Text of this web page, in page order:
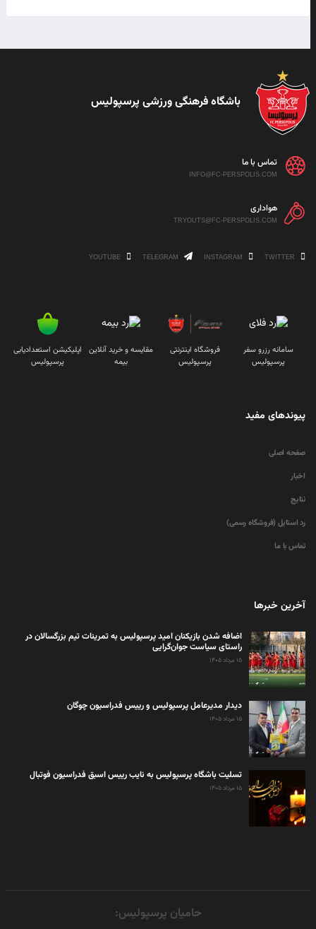
باشگاه فرهنگی ورزشی پرسپولیس
تماس با ما
INFO@FC-PERSPOLIS.COM
هواداری
TRYOUTS@FC-PERSPOLIS.COM
سامانه رزرو سفر
پرسپولیس
فروشگاه اینترنتی
پرسپولیس
مقایسه و خرید آنلاین
بیمه
اپلیکیشن استعدادیابی
پرسپولیس
پیوندهای مفید
صفحه اصلی
اخبار
نتایج
رد استایل (فروشگاه رسمی)
تماس با ما
آخرین خبرها
اضافه شدن بازیکنان امید پرسپولیس به تمرینات تیم بزرگسالان در
راستای سیاست جوان‌گرایی
۱۵ مرداد ۱۴۰۵
دیدار مدیرعامل پرسپولیس و رییس فدراسیون چوگان
۱۵ مرداد ۱۴۰۵
تسلیت باشگاه پرسپولیس به نایب رییس اسبق فدراسیون فوتبال
۱۵ مرداد ۱۴۰۵
حامیان پرسپولیس: